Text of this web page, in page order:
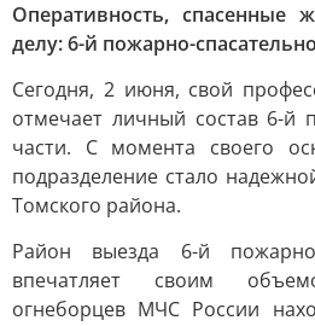
Оперативность, спасенные
делу: 6-й пожарно-
Сегодня, 2 июня, свой
отмечает личный состав 6-й
части. С момента своего
подразделение стало
Томского района.
Район выезда 6-й пожарно-
впечатляет своим
огнеборцев МЧС России